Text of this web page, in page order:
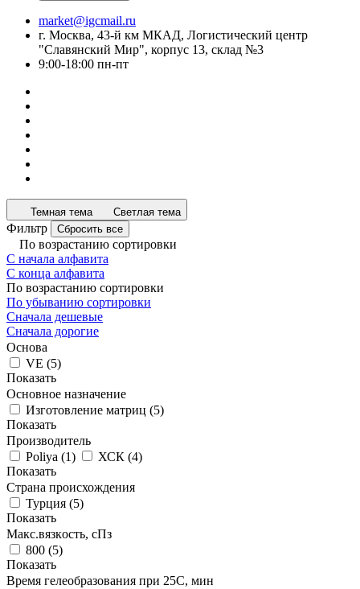
market@igcmail.ru
г. Москва, 43-й км МКАД, Логистический центр
"Славянский Мир", корпус 13, склад №3
9:00-18:00 пн-пт
Темная тема Светлая тема
Фильтр Сбросить все
По возрастанию сортировки
С начала алфавита
С конца алфавита
По возрастанию сортировки
По убыванию сортировки
Сначала дешевые
Сначала дорогие
Основа
VE (5)
Показать
Основное назначение
Изготовление матриц (5)
Показать
Производитель
Poliya (1) ХСК (4)
Показать
Страна происхождения
Турция (5)
Показать
Макс.вязкoсть, сПз
800 (5)
Показать
Время гелеобразования при 25С, мин